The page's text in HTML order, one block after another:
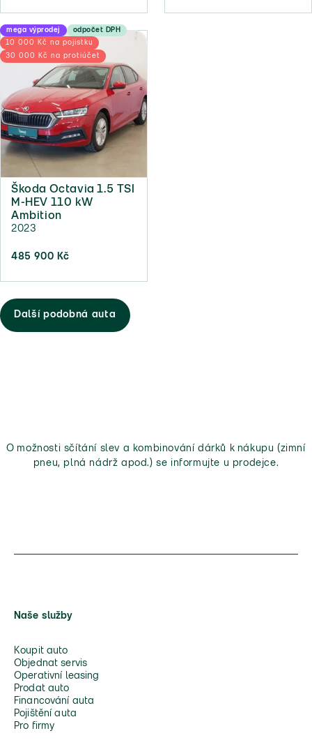
mega výprodej
odpočet DPH
10 000 Kč na pojistku
30 000 Kč na protiúčet
Škoda Octavia 1.5 TSI
M-HEV 110 kW
Ambition
2023
485 900 Kč
Další podobná auta
O možnosti sčítání slev a kombinování dárků k nákupu (zimní
pneu, plná nádrž apod.) se informujte u prodejce.
Naše služby
Koupit auto
Objednat servis
Operativní leasing
Prodat auto
Financování auta
Pojištění auta
Pro firmy